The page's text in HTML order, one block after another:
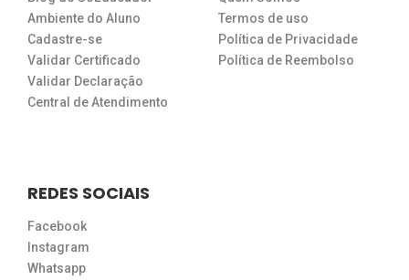
Ambiente do Aluno
Cadastre-se
Validar Certificado
Validar Declaração
Central de Atendimento
Termos de uso
Política de Privacidade
Política de Reembolso
REDES SOCIAIS
Facebook
Instagram
Whatsapp